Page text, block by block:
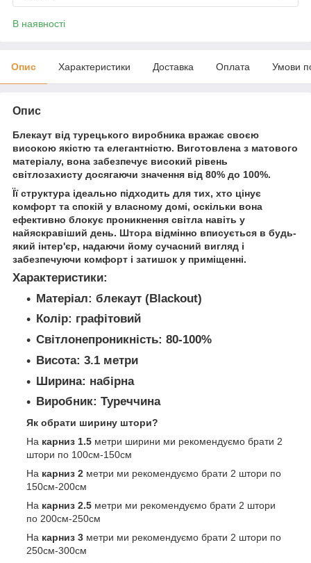
В наявності
Опис Характеристики Доставка Оплата Умови
Опис
Блекаут від турецького виробника вражає своєю
високою якістю та елегантністю. Виготовлена з матового
матеріалу, вона забезпечує високий рівень
світлозахисту досягаючи значення від 80% до 100%.
Її структура ідеально підходить для тих, хто цінує
комфорт та спокій у власному домі, оскільки вона
ефективно блокує проникнення світла навіть у
найяскравіший день. Штора відмінно вписується в будь-
який інтер'єр, надаючи йому сучасний вигляд і
забезпечуючи комфорт і затишок у приміщенні.
Характеристики:
Матеріал: блекаут (Blackout)
Колір: графітовий
Світлонепроникність: 80-100%
Висота: 3.1 метри
Ширина: набірна
Виробник: Туреччина
Як обрати ширину штори?
На карниз 1.5 метри ширини ми рекомендуємо брати 2
штори по 100см-150см
На карниз 2 метри ми рекомендуємо брати 2 штори по
150см-200см
На карниз 2.5 метри ми рекомендуємо брати 2 штори
по 200см-250см
На карниз 3 метри ми рекомендуємо брати 2 штори по
250см-300см